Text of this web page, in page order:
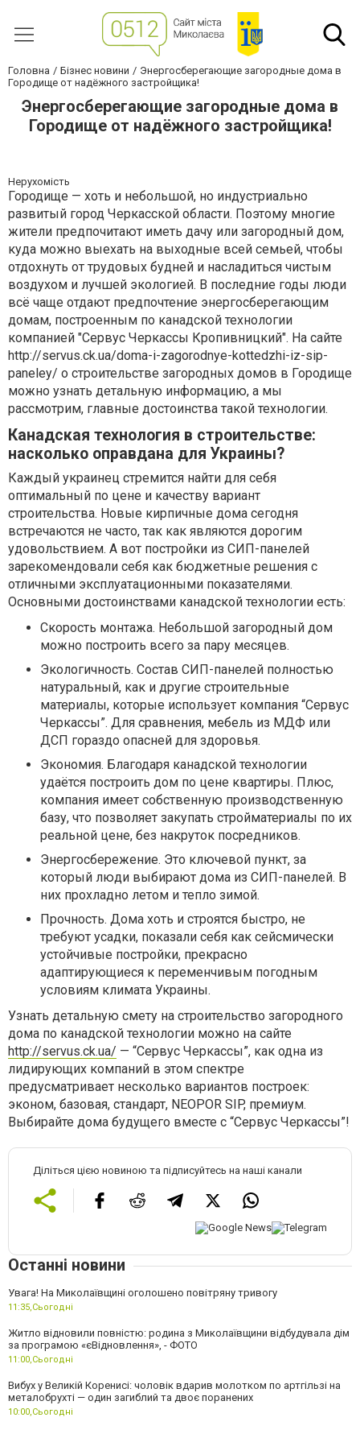
Головна Бізнес новини
Энергосберегающие загородные дома в
Городище от надёжного застройщика!
Энергосберегающие загородные дома в
Городище от надёжного застройщика!
Нерухомість
Городище — хоть и небольшой, но индустриально
развитый город Черкасской области. Поэтому многие
жители предпочитают иметь дачу или загородный дом,
куда можно выехать на выходные всей семьей, чтобы
отдохнуть от трудовых будней и насладиться чистым
воздухом и лучшей экологией. В последние годы люди
всё чаще отдают предпочтение энергосберегающим
домам, построенным по канадской технологии
компанией "Сервус Черкассы Кропивницкий". На сайте
http://servus.ck.ua/doma-i-zagorodnye-kottedzhi-iz-sip-
paneley/ о строительстве загородных домов в Городище
можно узнать детальную информацию, а мы
рассмотрим, главные достоинства такой технологии.
Канадская технология в строительстве:
насколько оправдана для Украины?
Каждый украинец стремится найти для себя
оптимальный по цене и качеству вариант
строительства. Новые кирпичные дома сегодня
встречаются не часто, так как являются дорогим
удовольствием. А вот постройки из СИП-панелей
зарекомендовали себя как бюджетные решения с
отличными эксплуатационными показателями.
Основными достоинствами канадской технологии есть:
Скорость монтажа. Небольшой загородный дом
можно построить всего за пару месяцев.
Экологичность. Состав СИП-панелей полностью
натуральный, как и другие строительные
материалы, которые использует компания “Сервус
Черкассы”. Для сравнения, мебель из МДФ или
ДСП гораздо опасней для здоровья.
Экономия. Благодаря канадской технологии
удаётся построить дом по цене квартиры. Плюс,
компания имеет собственную производственную
базу, что позволяет закупать стройматериалы по их
реальной цене, без накруток посредников.
Энергосбережение. Это ключевой пункт, за
который люди выбирают дома из СИП-панелей. В
них прохладно летом и тепло зимой.
Прочность. Дома хоть и строятся быстро, не
требуют усадки, показали себя как сейсмически
устойчивые постройки, прекрасно
адаптирующиеся к переменчивым погодным
условиям климата Украины.
Узнать детальную смету на строительство загородного
дома по канадской технологии можно на сайте
http://servus.ck.ua/ — “Сервус Черкассы”, как одна из
лидирующих компаний в этом спектре
предусматривает несколько вариантов построек:
эконом, базовая, стандарт, NEOPOR SIP, премиум.
Выбирайте дома будущего вместе с “Сервус Черкассы”!
Діліться цією новиною та підписуйтесь на наші канали
Останні новини
Увага! На Миколаївщині оголошено повітряну тривогу
11:35, Сьогодні
Житло відновили повністю: родина з Миколаївщини відбудувала дім
за програмою «єВідновлення», - ФОТО
11:00, Сьогодні
Вибух у Великій Коренисі: чоловік вдарив молотком по артгільзі на
металобрухті — один загиблий та двоє поранених
10:00, Сьогодні